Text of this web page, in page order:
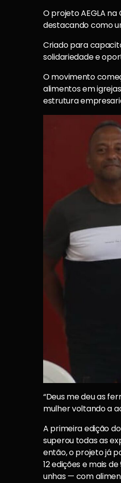
O projeto AEGLA
destacando como
Criado para
solidariedade e
O movimento
alimentos em
estrutura
“Deus me deu as
mulher voltando a
A primeira edição
superou todas as
então, o projeto já
12 edições e mais
unhas — com